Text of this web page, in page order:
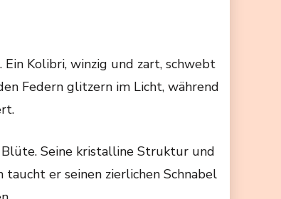
Kolibri, winzig und zart, schwebt
Federn glitzern im Licht, während
Seine kristalline Struktur und
er seinen zierlichen Schnabel